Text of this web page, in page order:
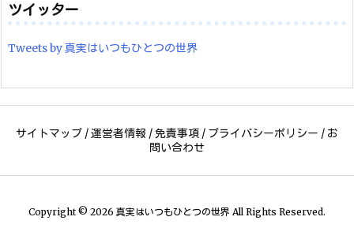
ツイッター
Tweets by 真実はいつもひとつの世界
サイトマップ /運営者情報 /免責事項 / プライバシーポリシー / お
問い合わせ
Copyright © 2026 真実はいつもひとつの世界 All Rights Reserved.